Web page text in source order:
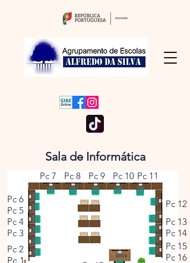
Sala de Informática
Pc 1
Pc 3
Pc 4
Pc 5
Pc 6
Pc 2
Pc 7 Pc 8 Pc 9 Pc 10 Pc 11
Pc 16
Pc 15
Pc 14
Pc 13
Pc 12